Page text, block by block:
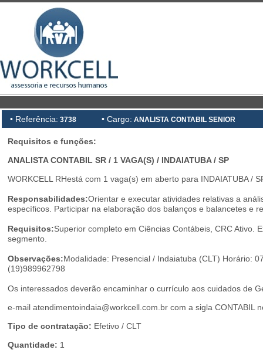
• Referência: 3738 • Cargo: ANALISTA CONTABIL SENIOR
Requisitos e funções:
ANALISTA CONTABIL SR / 1 VAGA(S) / INDAIATUBA / SP
WORKCELL RHestá com 1 vaga(s) em aberto para INDAIATUBA /
Responsabilidades:Orientar e executar atividades relativas a
específicos. Participar na elaboração dos balanços e balancetes e
Requisitos:Superior completo em Ciências Contábeis, CRC Ativo.
segmento.
Observações:Modalidade: Presencial / Indaiatuba (CLT) Horário:
(19)989962798
Os interessados deverão encaminhar o currículo aos cuidados de
e-mail atendimentoindaia@workcell.com.br com a sigla CONTABIL
Tipo de contratação: Efetivo / CLT
Quantidade: 1